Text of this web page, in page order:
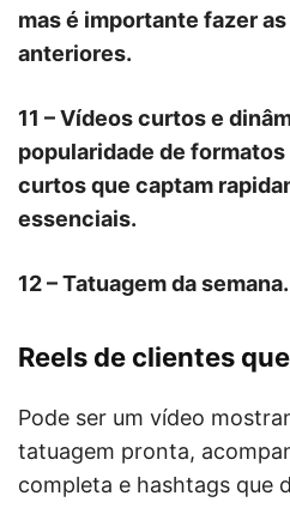
mas é importante fazer
anteriores.
11 – Vídeos curtos e
popularidade de
curtos que captam
essenciais.
12 – Tatuagem da semana.
Reels de clientes
Pode ser um vídeo
tatuagem pronta,
completa e hashtags que